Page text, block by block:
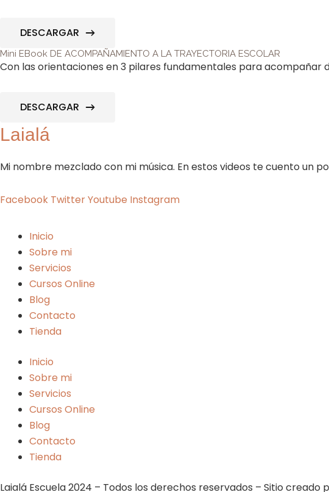
DESCARGAR
Mini EBook DE ACOMPAÑAMIENTO A LA TRAYECTORIA ESCOLAR
Con las orientaciones en 3 pilares fundamentales para acompañar
DESCARGAR
Laialá
Mi nombre mezclado con mi música. En estos videos te cuento un
Facebook TwitterYoutube Instagram
Inicio
Sobre mi
Servicios
Cursos Online
Blog
Contacto
Tienda
Inicio
Sobre mi
Servicios
Cursos Online
Blog
Contacto
Tienda
Laialá Escuela 2024 – Todos los derechos reservados – Sitio creado